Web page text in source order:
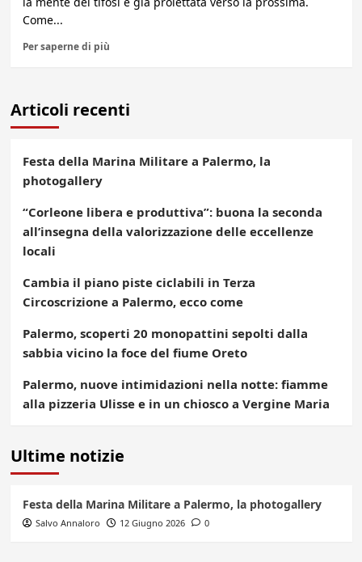
Come...
Per saperne di più
Articoli recenti
Festa della Marina Militare a Palermo, la
photogallery
“Corleone libera e produttiva”: buona la seconda
all’insegna della valorizzazione delle eccellenze
locali
Cambia il piano piste ciclabili in Terza
Circoscrizione a Palermo, ecco come
Palermo, scoperti 20 monopattini sepolti dalla
sabbia vicino la foce del fiume Oreto
Palermo, nuove intimidazioni nella notte: fiamme
alla pizzeria Ulisse e in un chiosco a Vergine Maria
Ultime notizie
Festa della Marina Militare a Palermo, la photogallery
Salvo Annaloro 12 Giugno 2026 0